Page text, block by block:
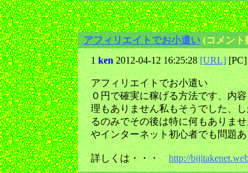
アフィリエイトでお小遣い(コメント
1ken2012-04-12 16:25:28[URL][PC]
アフィリエイトでお小遣い
０円で確実に稼げる方法です、内
理もありません私もそうでした、
るのみでその後は特に何もありま
やインターネット初心者でも問題
詳しくは・・・http://